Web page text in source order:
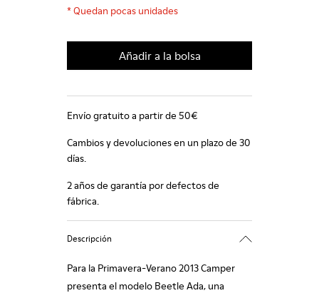
*Quedan pocas unidades
Añadir a la bolsa
Envío gratuito a partir de 50€
Cambios y devoluciones en un plazo de 30
días.
2 años de garantía por defectos de
fábrica.
Descripción
Para la Primavera-Verano 2013 Camper
presenta el modelo Beetle Ada, una